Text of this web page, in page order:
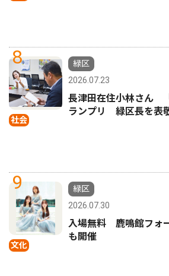
8
社会
緑区
2026.07.23
長津田在住小林さん
ランプリ 緑区長を表
9
文化
緑区
2026.07.30
入場無料 鹿鳴館フォ
も開催